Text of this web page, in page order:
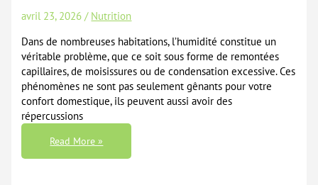
avril 23, 2026/ Nutrition
Dans de nombreuses habitations, l’humidité constitue un
véritable problème, que ce soit sous forme de remontées
capillaires, de moisissures ou de condensation excessive. Ces
phénomènes ne sont pas seulement gênants pour votre
confort domestique, ils peuvent aussi avoir des
répercussions
Comment
L’inverseur
Read More »